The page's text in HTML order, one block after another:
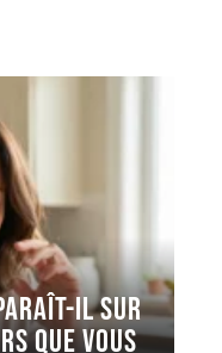
il sur
que vous